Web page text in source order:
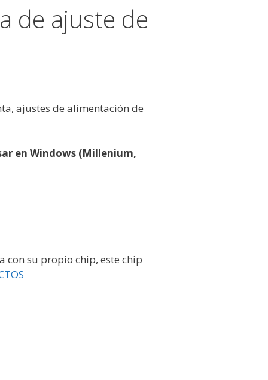
de ajuste de
ajustes de alimentación de
en Windows (Millenium,
con su propio chip, este chip